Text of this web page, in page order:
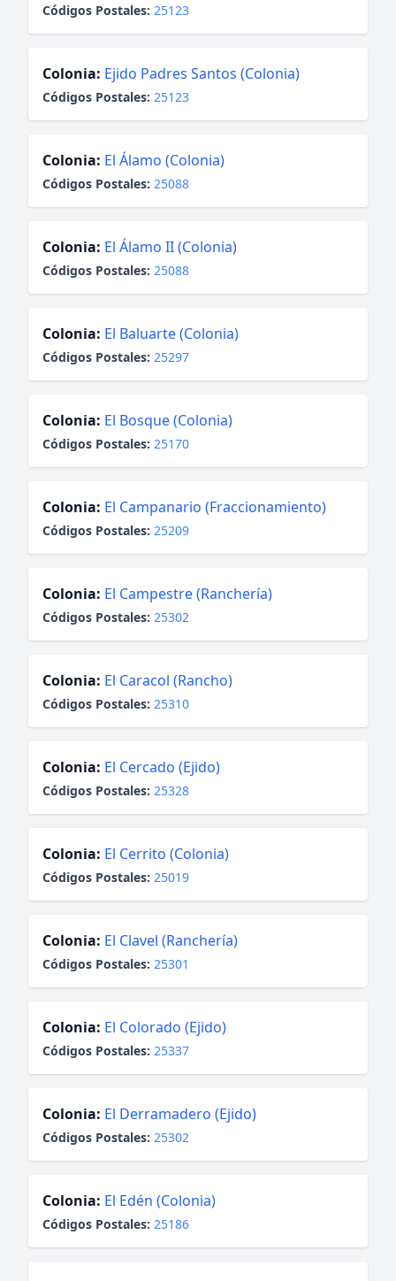
Códigos Postales: 25123
Colonia: Ejido Padres Santos (Colonia)
Códigos Postales: 25123
Colonia: El Álamo (Colonia)
Códigos Postales: 25088
Colonia: El Álamo II (Colonia)
Códigos Postales: 25088
Colonia: El Baluarte (Colonia)
Códigos Postales: 25297
Colonia: El Bosque (Colonia)
Códigos Postales: 25170
Colonia: El Campanario (Fraccionamiento)
Códigos Postales: 25209
Colonia: El Campestre (Ranchería)
Códigos Postales: 25302
Colonia: El Caracol (Rancho)
Códigos Postales: 25310
Colonia: El Cercado (Ejido)
Códigos Postales: 25328
Colonia: El Cerrito (Colonia)
Códigos Postales: 25019
Colonia: El Clavel (Ranchería)
Códigos Postales: 25301
Colonia: El Colorado (Ejido)
Códigos Postales: 25337
Colonia: El Derramadero (Ejido)
Códigos Postales: 25302
Colonia: El Edén (Colonia)
Códigos Postales: 25186